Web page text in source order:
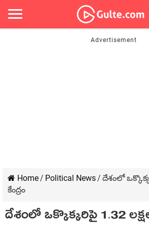
Home/ Political News/ దేశంలో
కేంద్రం
దేశంలో ఒక్కొక్క‌రిపై 1.32